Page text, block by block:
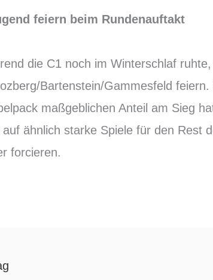
feiern beim Rundenauftakt
die C1 noch im Winterschlaf
Bartenstein/Gammesfeld
maßgeblichen Anteil am Sieg
auf ähnlich starke Spiele für den Rest
forcieren.